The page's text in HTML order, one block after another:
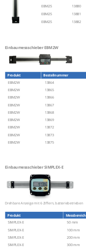
EBM2S
13880
EBM2S 13881
EBM2S
13882
Einbaumessschieber EBM2W
Produkt Bestellnummer
EBM2W 13864
EBM2W
13865
EBM2W 13866
EBM2W
13867
EBM2W
13868
EBM2W
13869
EBM2W 13872
EBM2W
13873
EBM2W
13875
Einbaumessschieber SIMPLEX-E
Drehbare Anzeige mit 6 Ziffern, batteriebetrieben
Produkt Messbereich
SIMPLEX-E 50 mm
SIMPLEX-E
100 mm
SIMPLEX-E
200 mm
SIMPLEX-E
300 mm